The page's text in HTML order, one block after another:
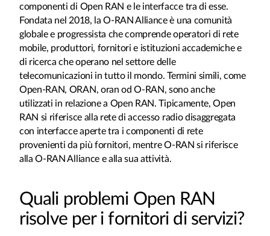
componenti di Open RAN e le interfacce tra di esse.
Fondata nel 2018, la O-RAN Alliance è una comunità
globale e progressista che comprende operatori di rete
mobile, produttori, fornitori e istituzioni accademiche e
di ricerca che operano nel settore delle
telecomunicazioni in tutto il mondo. Termini simili, come
Open-RAN, ORAN, oran od O-RAN, sono anche
utilizzati in relazione a Open RAN. Tipicamente, Open
RAN si riferisce alla rete di accesso radio disaggregata
con interfacce aperte tra i componenti di rete
provenienti da più fornitori, mentre O-RAN si riferisce
alla O-RAN Alliance e alla sua attività.
Quali problemi Open RAN
risolve per i fornitori di servizi?